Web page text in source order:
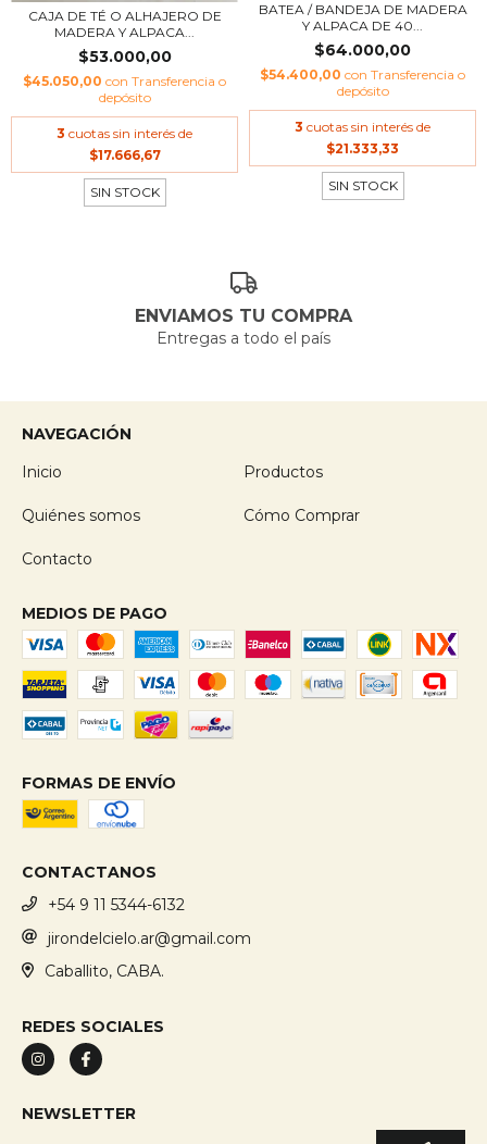
CAJA DE TÉ O ALHAJERO DE
MADERA Y ALPACA...
$53.000,00
$45.050,00 con Transferencia o
depósito
3 cuotas sin interés de
$17.666,67
SIN STOCK
BATEA / BANDEJA DE MADERA
Y ALPACA DE 40...
$64.000,00
$54.400,00 con Transferencia o
depósito
3 cuotas sin interés de
$21.333,33
SIN STOCK
ENVIAMOS TU COMPRA
Entregas a todo el país
NAVEGACIÓN
Inicio
Productos
Quiénes somos Cómo Comprar
Contacto
MEDIOS DE PAGO
FORMAS DE ENVÍO
CONTACTANOS
+54 9 11 5344-6132
jirondelcielo.ar@gmail.com
Caballito, CABA.
REDES SOCIALES
NEWSLETTER